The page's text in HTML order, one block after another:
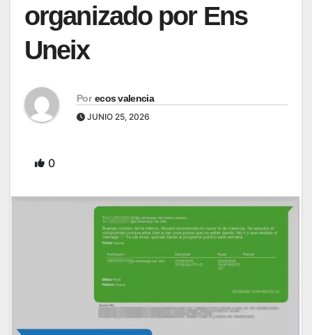
organizado por Ens
Uneix
Por ecos valencia
JUNIO 25, 2026
0